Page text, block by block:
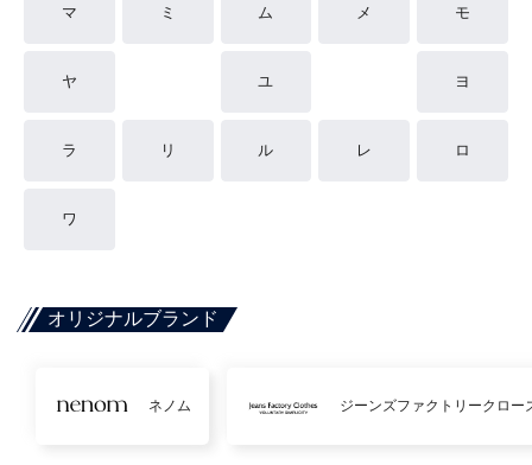
マ ミ ム メ モ
ヤ ユ ヨ
ラ リ ル レ ロ
ワ
オリジナルブランド
ネノム ジーンズファクトリークロー